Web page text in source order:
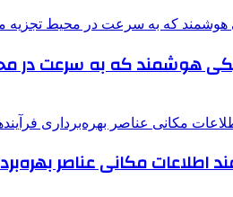
هوشمند که به سرعت در
اطلاعات مکانی عناصر